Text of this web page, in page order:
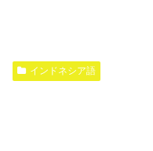
インドネシア語